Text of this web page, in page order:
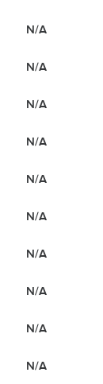
N/A
N/A
N/A
N/A
N/A
N/A
N/A
N/A
N/A
N/A